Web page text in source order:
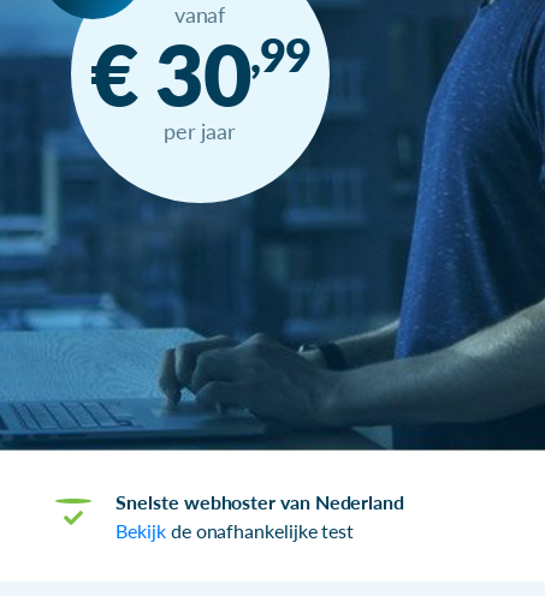
vanaf
€ 30,99
per jaar
Snelste webhoster van Nederland
Bekijkde onafhankelijke test